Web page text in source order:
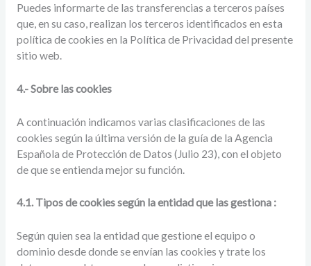
Puedes informarte de las transferencias a terceros países
que, en su caso, realizan los terceros identificados en esta
política de cookies en la Política de Privacidad del presente
sitio web.
4.- Sobre las cookies
A continuación indicamos varias clasificaciones de las
cookies según la última versión de la guía de la Agencia
Española de Protección de Datos (Julio 23), con el objeto
de que se entienda mejor su función.
4.1. Tipos de cookies según la entidad que las gestiona :
Según quien sea la entidad que gestione el equipo o
dominio desde donde se envían las cookies y trate los